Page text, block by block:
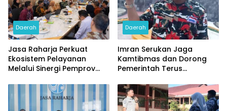
Daerah
Jasa Raharja Perkuat
Ekosistem Pelayanan
Melalui Sinergi Pemprov
Daerah
Imran Serukan Jaga
Kamtibmas dan Dorong
Pemerintah Terus